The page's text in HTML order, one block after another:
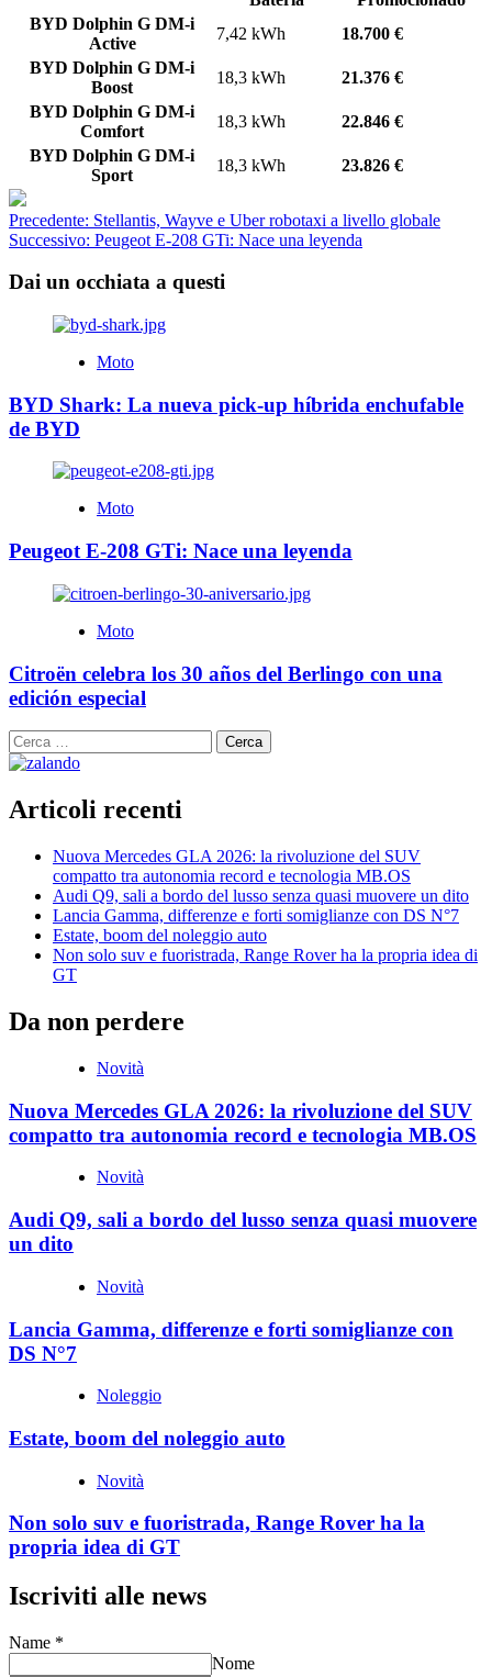
BYD Dolphin G DM-i
Active
7,42 kWh
18.700 €
BYD Dolphin G DM-i
Boost
18,3 kWh
21.376 €
BYD Dolphin G DM-i
Comfort
18,3 kWh
22.846 €
BYD Dolphin G DM-i
Sport
18,3 kWh 23.826 €
Navigazione
articolo
Precedente: Stellantis, Wayve e Uber robotaxi a livello globale
Successivo: Peugeot E-208 GTi: Nace una leyenda
Dai un occhiata a questi
Moto
BYD Shark: La nueva pick-up híbrida enchufable
de BYD
Moto
Peugeot E-208 GTi: Nace una leyenda
Moto
Citroën celebra los 30 años del Berlingo con una
edición especial
Ricerca
per:
Articoli recenti
Nuova Mercedes GLA 2026: la rivoluzione del SUV
compatto tra autonomia record e tecnologia MB.OS
Audi Q9, sali a bordo del lusso senza quasi muovere un dito
Lancia Gamma, differenze e forti somiglianze con DS N°7
Estate, boom del noleggio auto
Non solo suv e fuoristrada, Range Rover ha la propria idea di
GT
Da non perdere
Novità
Nuova Mercedes GLA 2026: la rivoluzione del SUV
compatto tra autonomia record e tecnologia MB.OS
Novità
Audi Q9, sali a bordo del lusso senza quasi muovere
un dito
Novità
Lancia Gamma, differenze e forti somiglianze con
DS N°7
Noleggio
Estate, boom del noleggio auto
Novità
Non solo suv e fuoristrada, Range Rover ha la
propria idea di GT
Iscriviti alle news
Name *
Nome